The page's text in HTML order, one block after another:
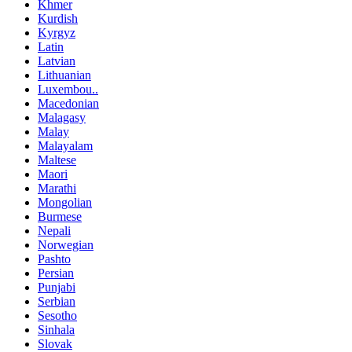
Khmer
Kurdish
Kyrgyz
Latin
Latvian
Lithuanian
Luxembou..
Macedonian
Malagasy
Malay
Malayalam
Maltese
Maori
Marathi
Mongolian
Burmese
Nepali
Norwegian
Pashto
Persian
Punjabi
Serbian
Sesotho
Sinhala
Slovak